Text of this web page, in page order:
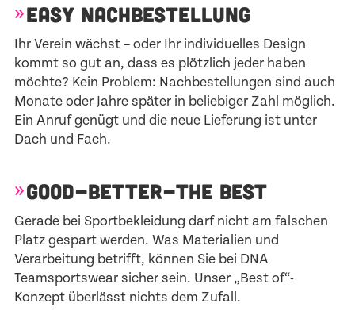
EASY NACHBESTELLUNG
Ihr Verein wächst – oder Ihr individuelles Design
kommt so gut an, dass es plötzlich jeder haben
möchte? Kein Problem: Nachbestellungen sind auch
Monate oder Jahre später in beliebiger Zahl möglich.
Ein Anruf genügt und die neue Lieferung ist unter
Dach und Fach.
GOOD-BETTER-THE BEST
Gerade bei Sportbekleidung darf nicht am falschen
Platz gespart werden. Was Materialien und
Verarbeitung betrifft, können Sie bei DNA
Teamsportswear sicher sein. Unser „Best of“-
Konzept überlässt nichts dem Zufall.